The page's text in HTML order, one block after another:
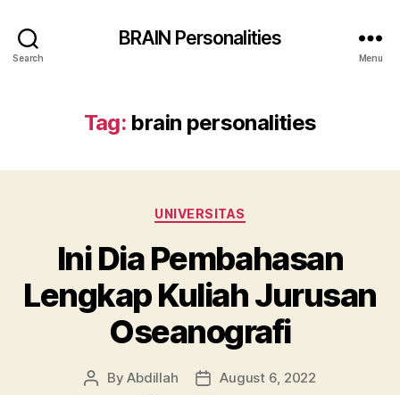
Search
BRAIN Personalities
Menu
Tag: brain personalities
Categories
UNIVERSITAS
Ini Dia Pembahasan
Lengkap Kuliah Jurusan
Oseanografi
PostByAbdillah
PostAugust 6, 2022